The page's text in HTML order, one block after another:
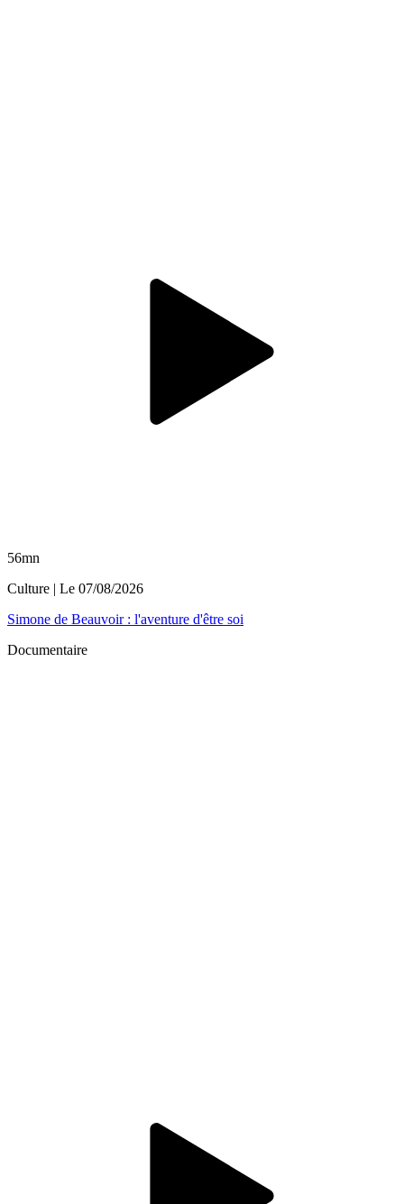
56mn
Culture | Le 07/08/2026
Simone de Beauvoir : l'aventure d'être soi
Documentaire